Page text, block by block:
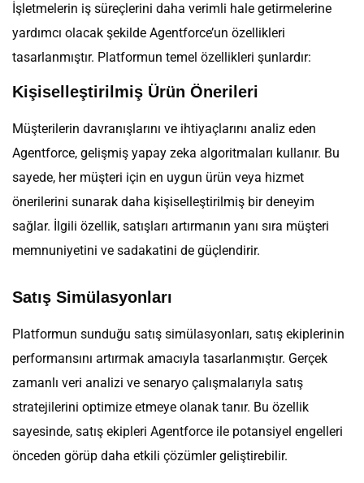
İşletmelerin iş süreçlerini daha verimli hale getirmelerine
yardımcı olacak şekilde Agentforce’un özellikleri
tasarlanmıştır. Platformun temel özellikleri şunlardır:
Kişiselleştirilmiş Ürün Önerileri
Müşterilerin davranışlarını ve ihtiyaçlarını analiz eden
Agentforce, gelişmiş yapay zeka algoritmaları kullanır. Bu
sayede, her müşteri için en uygun ürün veya hizmet
önerilerini sunarak daha kişiselleştirilmiş bir deneyim
sağlar. İlgili özellik, satışları artırmanın yanı sıra müşteri
memnuniyetini ve sadakatini de güçlendirir.
Satış Simülasyonları
Platformun sunduğu satış simülasyonları, satış ekiplerinin
performansını artırmak amacıyla tasarlanmıştır. Gerçek
zamanlı veri analizi ve senaryo çalışmalarıyla satış
stratejilerini optimize etmeye olanak tanır. Bu özellik
sayesinde, satış ekipleri Agentforce ile potansiyel engelleri
önceden görüp daha etkili çözümler geliştirebilir.